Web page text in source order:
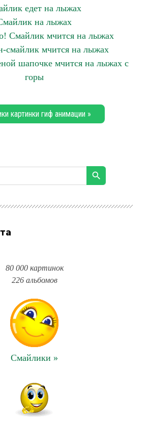
едет на лыжах
на лыжах
Смайлик мчится на лыжах
смайлик мчится на лыжах
шапочке мчится на лыжах с
горы
картинки гиф анимации »
80 000 картинок
226 альбомов
Смайлики »